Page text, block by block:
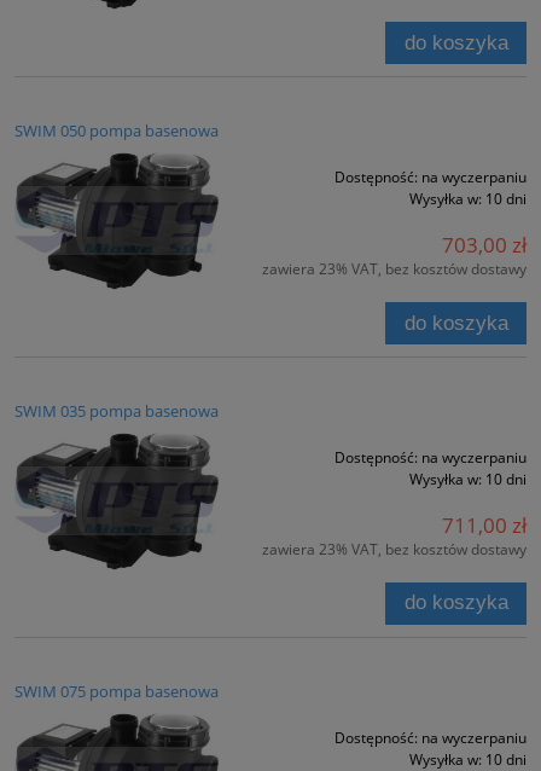
do koszyka
SWIM 050 pompa basenowa
Dostępność: na wyczerpaniu
Wysyłka w: 10 dni
703,00 zł
zawiera 23% VAT, bez kosztów dostawy
do koszyka
SWIM 035 pompa basenowa
Dostępność: na wyczerpaniu
Wysyłka w: 10 dni
711,00 zł
zawiera 23% VAT, bez kosztów dostawy
do koszyka
SWIM 075 pompa basenowa
Dostępność: na wyczerpaniu
Wysyłka w: 10 dni